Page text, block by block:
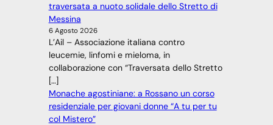
traversata a nuoto solidale dello Stretto di
Messina
6 Agosto 2026
L’Ail – Associazione italiana contro
leucemie, linfomi e mieloma, in
collaborazione con “Traversata dello Stretto
[…]
Monache agostiniane: a Rossano un corso
residenziale per giovani donne “A tu per tu
col Mistero”